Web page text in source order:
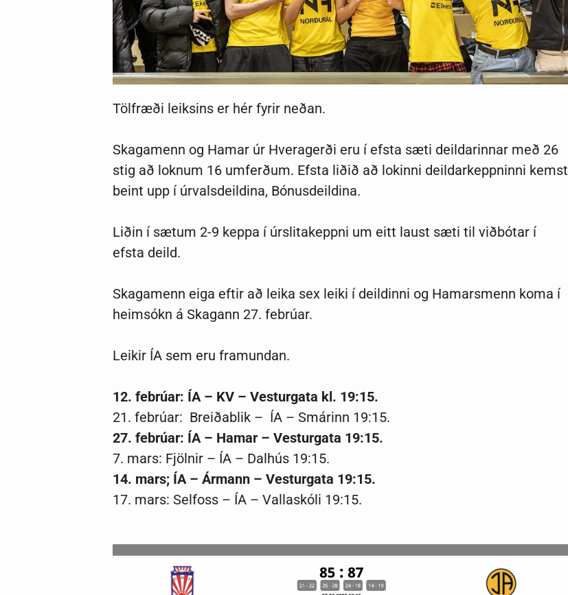
Tölfræði leiksins er hér fyrir neðan.
Skagamenn og Hamar úr Hveragerði eru í efsta sæti deildarinnar með 26
stig að loknum 16 umferðum. Efsta liðið að lokinni deildarkeppninni kemst
beint upp í úrvalsdeildina, Bónusdeildina.
Liðin í sætum 2-9 keppa í úrslitakeppni um eitt laust sæti til viðbótar í
efsta deild.
Skagamenn eiga eftir að leika sex leiki í deildinni og Hamarsmenn koma í
heimsókn á Skagann 27. febrúar.
Leikir ÍA sem eru framundan.
12. febrúar: ÍA – KV – Vesturgata kl. 19:15.
21. febrúar: Breiðablik – ÍA – Smárinn 19:15.
27. febrúar: ÍA – Hamar – Vesturgata 19:15.
7. mars: Fjölnir – ÍA – Dalhús 19:15.
14. mars; ÍA – Ármann – Vesturgata 19:15.
17. mars: Selfoss – ÍA – Vallaskóli 19:15.